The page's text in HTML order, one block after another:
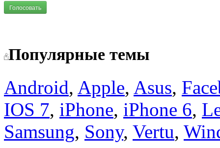
Голосовать
Популярные темы
Android, Apple, Asus,
IOS 7, iPhone, iPhone 6,
Samsung, Sony, Vertu,